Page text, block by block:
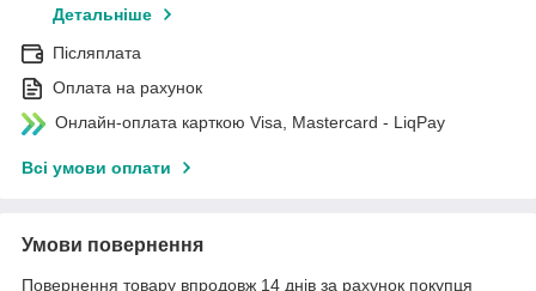
Детальніше
Післяплата
Оплата на рахунок
Онлайн-оплата карткою Visa, Mastercard - LiqPay
Всі умови оплати
Умови повернення
Повернення товару впродовж 14 днів за рахунок покупця